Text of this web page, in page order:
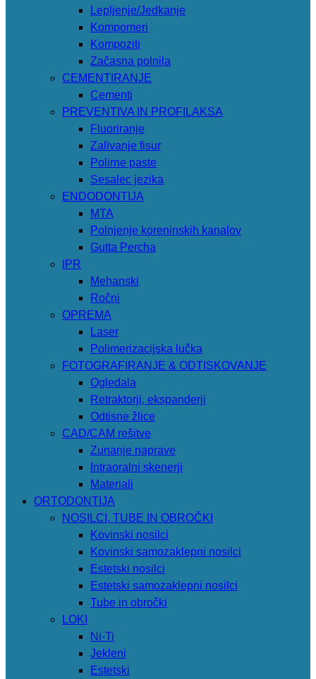
Lepljenje/Jedkanje
Kompomeri
Kompoziti
Začasna polnila
CEMENTIRANJE
Cementi
PREVENTIVA IN PROFILAKSA
Fluoriranje
Zalivanje fisur
Polirne paste
Sesalec jezika
ENDODONTIJA
MTA
Polnjenje koreninskih kanalov
Gutta Percha
IPR
Mehanski
Ročni
OPREMA
Laser
Polimerizacijska lučka
FOTOGRAFIRANJE & ODTISKOVANJE
Ogledala
Retraktorji, ekspanderji
Odtisne žlice
CAD/CAM rešitve
Zunanje naprave
Intraoralni skenerji
Materiali
ORTODONTIJA
NOSILCI, TUBE IN OBROČKI
Kovinski nosilci
Kovinski samozaklepni nosilci
Estetski nosilci
Estetski samozaklepni nosilci
Tube in obročki
LOKI
Ni-Ti
Jekleni
Estetski